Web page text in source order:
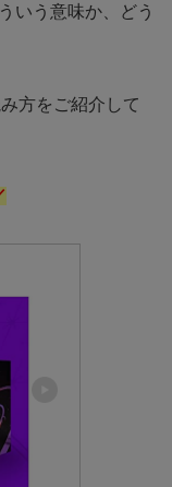
いう意味か、どう
方をご紹介して